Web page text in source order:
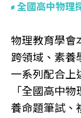
全國高中物理
物理教育學會
跨領域、素養
一系列配合上
「全國高中
養命題筆試、